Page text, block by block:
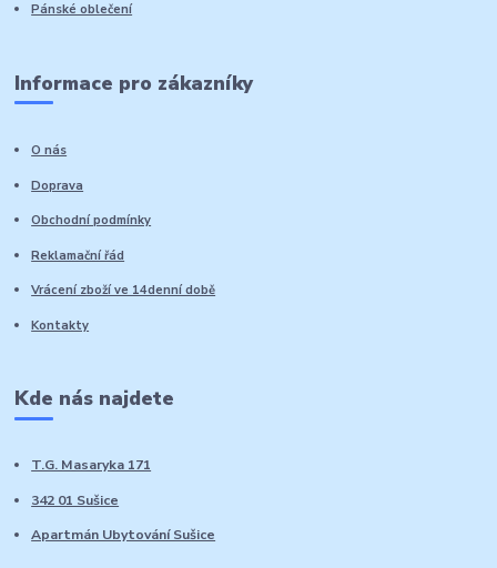
Pánské oblečení
Informace pro zákazníky
O nás
Doprava
Obchodní podmínky
Reklamační řád
Vrácení zboží ve 14denní době
Kontakty
Kde nás najdete
T.G. Masaryka 171
342 01 Sušice
Apartmán Ubytování Sušice